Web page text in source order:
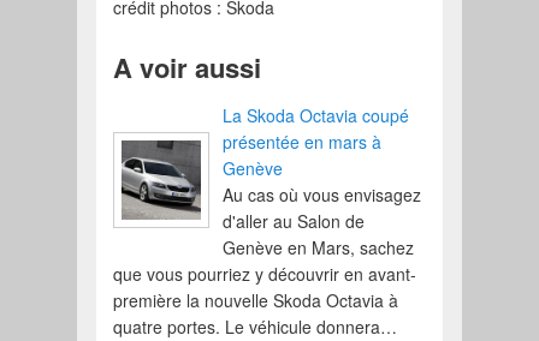
crédit photos : Škoda
A voir aussi
La Skoda Octavia coupé
présentée en mars à
Genève
Au cas où vous envisagez
d'aller au Salon de
Genève en Mars, sachez
que vous pourriez y découvrir en avant-
première la nouvelle Skoda Octavia à
quatre portes. Le véhicule donnera…